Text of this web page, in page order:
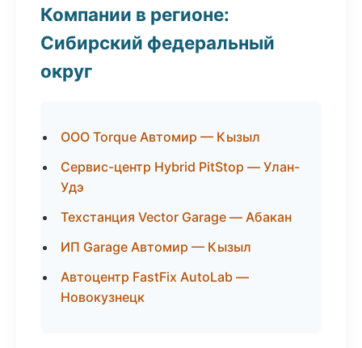
Компании в регионе:
Сибирский федеральный
округ
ООО Torque Автомир — Кызыл
Сервис-центр Hybrid PitStop — Улан-
Удэ
Техстанция Vector Garage — Абакан
ИП Garage Автомир — Кызыл
Автоцентр FastFix AutoLab —
Новокузнецк